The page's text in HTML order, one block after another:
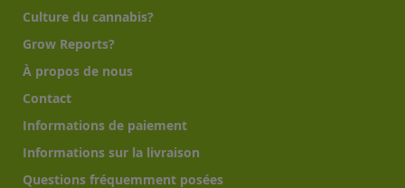
Culture du cannabis?
Grow Reports?
À propos de nous
Contact
Informations de paiement
Informations sur la livraison
Questions fréquemment posées